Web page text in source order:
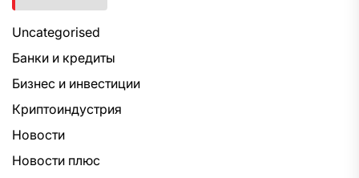
Uncategorised
Банки и кредиты
Бизнес и инвестиции
Криптоиндустрия
Новости
Новости плюс